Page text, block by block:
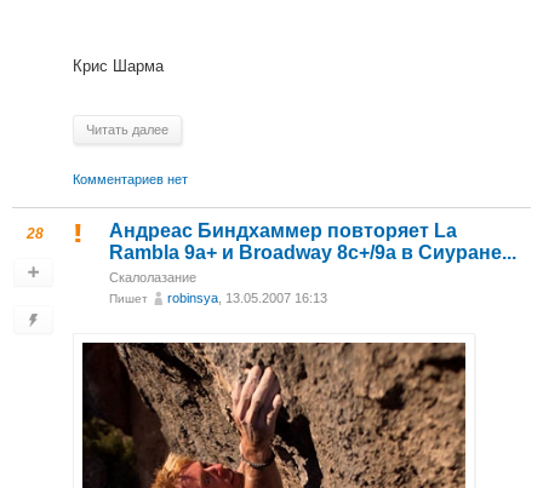
Крис Шарма
Читать далее
Комментариев нет
28
Андреас Биндхаммер повторяет La
Rambla 9a+ и Broadway 8c+/9a в Сиуране...
Скалолазание
Пишет robinsya , 13.05.2007 16:13